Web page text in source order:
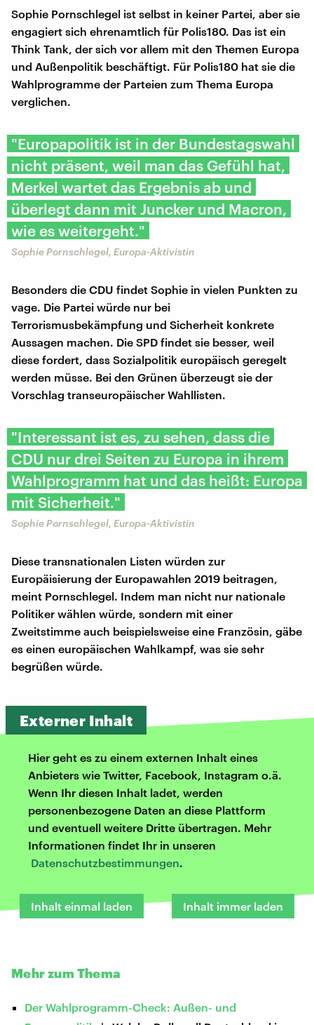
Sophie Pornschlegel ist selbst in keiner Partei, aber sie
engagiert sich ehrenamtlich für Polis180. Das ist ein
Think Tank, der sich vor allem mit den Themen Europa
und Außenpolitik beschäftigt. Für Polis180 hat sie die
Wahlprogramme der Parteien zum Thema Europa
verglichen.
"Europapolitik ist in der Bundestagswahl
nicht präsent, weil man das Gefühl hat,
Merkel wartet das Ergebnis ab und
überlegt dann mit Juncker und Macron,
wie es weitergeht."
Sophie Pornschlegel, Europa-Aktivistin
Besonders die CDU findet Sophie in vielen Punkten zu
vage. Die Partei würde nur bei
Terrorismusbekämpfung und Sicherheit konkrete
Aussagen machen. Die SPD findet sie besser, weil
diese fordert, dass Sozialpolitik europäisch geregelt
werden müsse. Bei den Grünen überzeugt sie der
Vorschlag transeuropäischer Wahllisten.
"Interessant ist es, zu sehen, dass die
CDU nur drei Seiten zu Europa in ihrem
Wahlprogramm hat und das heißt: Europa
mit Sicherheit."
Sophie Pornschlegel, Europa-Aktivistin
Diese transnationalen Listen würden zur
Europäisierung der Europawahlen 2019 beitragen,
meint Pornschlegel. Indem man nicht nur nationale
Politiker wählen würde, sondern mit einer
Zweitstimme auch beispielsweise eine Französin, gäbe
es einen europäischen Wahlkampf, was sie sehr
begrüßen würde.
Externer Inhalt
Hier geht es zu einem externen Inhalt eines
Anbieters wie Twitter, Facebook, Instagram o.ä.
Wenn Ihr diesen Inhalt ladet, werden
personenbezogene Daten an diese Plattform
und eventuell weitere Dritte übertragen. Mehr
Informationen findet Ihr in unseren
Datenschutzbestimmungen.
Inhalt einmal laden Inhalt immer laden
Mehr zum Thema
Der Wahlprogramm-Check: Außen- und